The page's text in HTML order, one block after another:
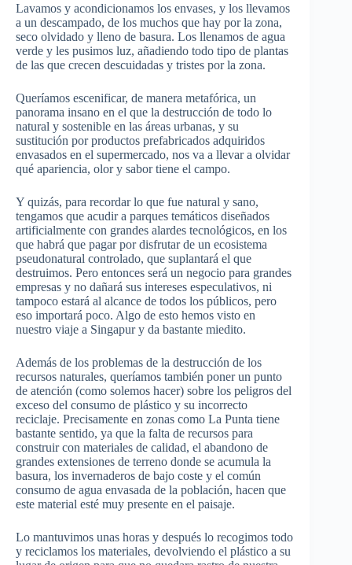
Lavamos y acondicionamos los envases, y los llevamos
a un descampado, de los muchos que hay por la zona,
seco olvidado y lleno de basura. Los llenamos de agua
verde y les pusimos luz, añadiendo todo tipo de plantas
de las que crecen descuidadas y tristes por la zona.
Queríamos escenificar, de manera metafórica, un
panorama insano en el que la destrucción de todo lo
natural y sostenible en las áreas urbanas, y su
sustitución por productos prefabricados adquiridos
envasados en el supermercado, nos va a llevar a olvidar
qué apariencia, olor y sabor tiene el campo.
Y quizás, para recordar lo que fue natural y sano,
tengamos que acudir a parques temáticos diseñados
artificialmente con grandes alardes tecnológicos, en los
que habrá que pagar por disfrutar de un ecosistema
pseudonatural controlado, que suplantará el que
destruimos. Pero entonces será un negocio para grandes
empresas y no dañará sus intereses especulativos, ni
tampoco estará al alcance de todos los públicos, pero
eso importará poco. Algo de esto hemos visto en
nuestro viaje a Singapur y da bastante miedito.
Además de los problemas de la destrucción de los
recursos naturales, queríamos también poner un punto
de atención (como solemos hacer) sobre los peligros del
exceso del consumo de plástico y su incorrecto
reciclaje. Precisamente en zonas como La Punta tiene
bastante sentido, ya que la falta de recursos para
construir con materiales de calidad, el abandono de
grandes extensiones de terreno donde se acumula la
basura, los invernaderos de bajo coste y el común
consumo de agua envasada de la población, hacen que
este material esté muy presente en el paisaje.
Lo mantuvimos unas horas y después lo recogimos todo
y reciclamos los materiales, devolviendo el plástico a su